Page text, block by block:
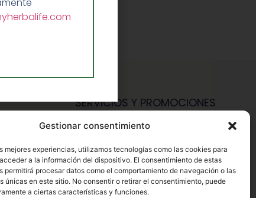
Gestionar consentimiento
mejores experiencias, utilizamos tecnologías como las cookies para
a la información del dispositivo. El consentimiento de estas
permitirá procesar datos como el comportamiento de navegación o las
únicas en este sitio. No consentir o retirar el consentimiento, puede
a ciertas características y funciones.
SERVICIOS Y PROMOCIONES
Hazte Miembro Herbalife
Consulta Nutrición Gratis
Descuentos Vip Herbalife